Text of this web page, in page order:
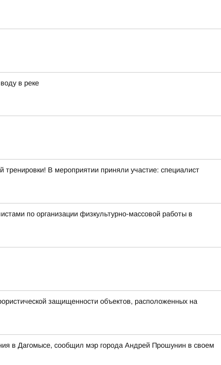
в реке
В мероприятии приняли участие: специалист
по организации физкультурно-массовой работы в
защищенности объектов, расположенных на
в Дагомысе, сообщил мэр города Андрей Прошунин в своем